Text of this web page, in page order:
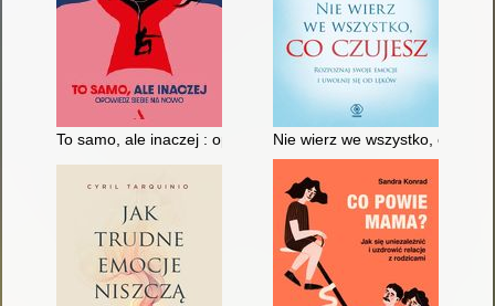
To samo, ale inaczej : opowiedz siebie na nowo
Nie wierz we wszystko, co